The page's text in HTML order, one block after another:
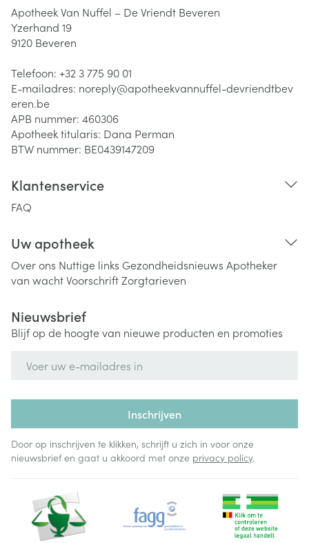
Apotheek Van Nuffel – De Vriendt Beveren
Yzerhand 19
9120 Beveren
Telefoon: +32 3 775 90 01
E-mailadres: noreply@apotheekvannuffel-devriendtbev
eren.be
APB nummer: 460306
Apotheek titularis: Dana Perman
BTW nummer: BE0439147209
Klantenservice
FAQ
Uw apotheek
Over ons Nuttige links Gezondheidsnieuws Apotheker
van wachtVoorschriftZorgtarieven
Nieuwsbrief
Blijf op de hoogte van nieuwe producten en promoties
Inschrijven
Door op inschrijven te klikken, schrijft u zich in voor onze
nieuwsbrief en gaat u akkoord met onze privacy policy.